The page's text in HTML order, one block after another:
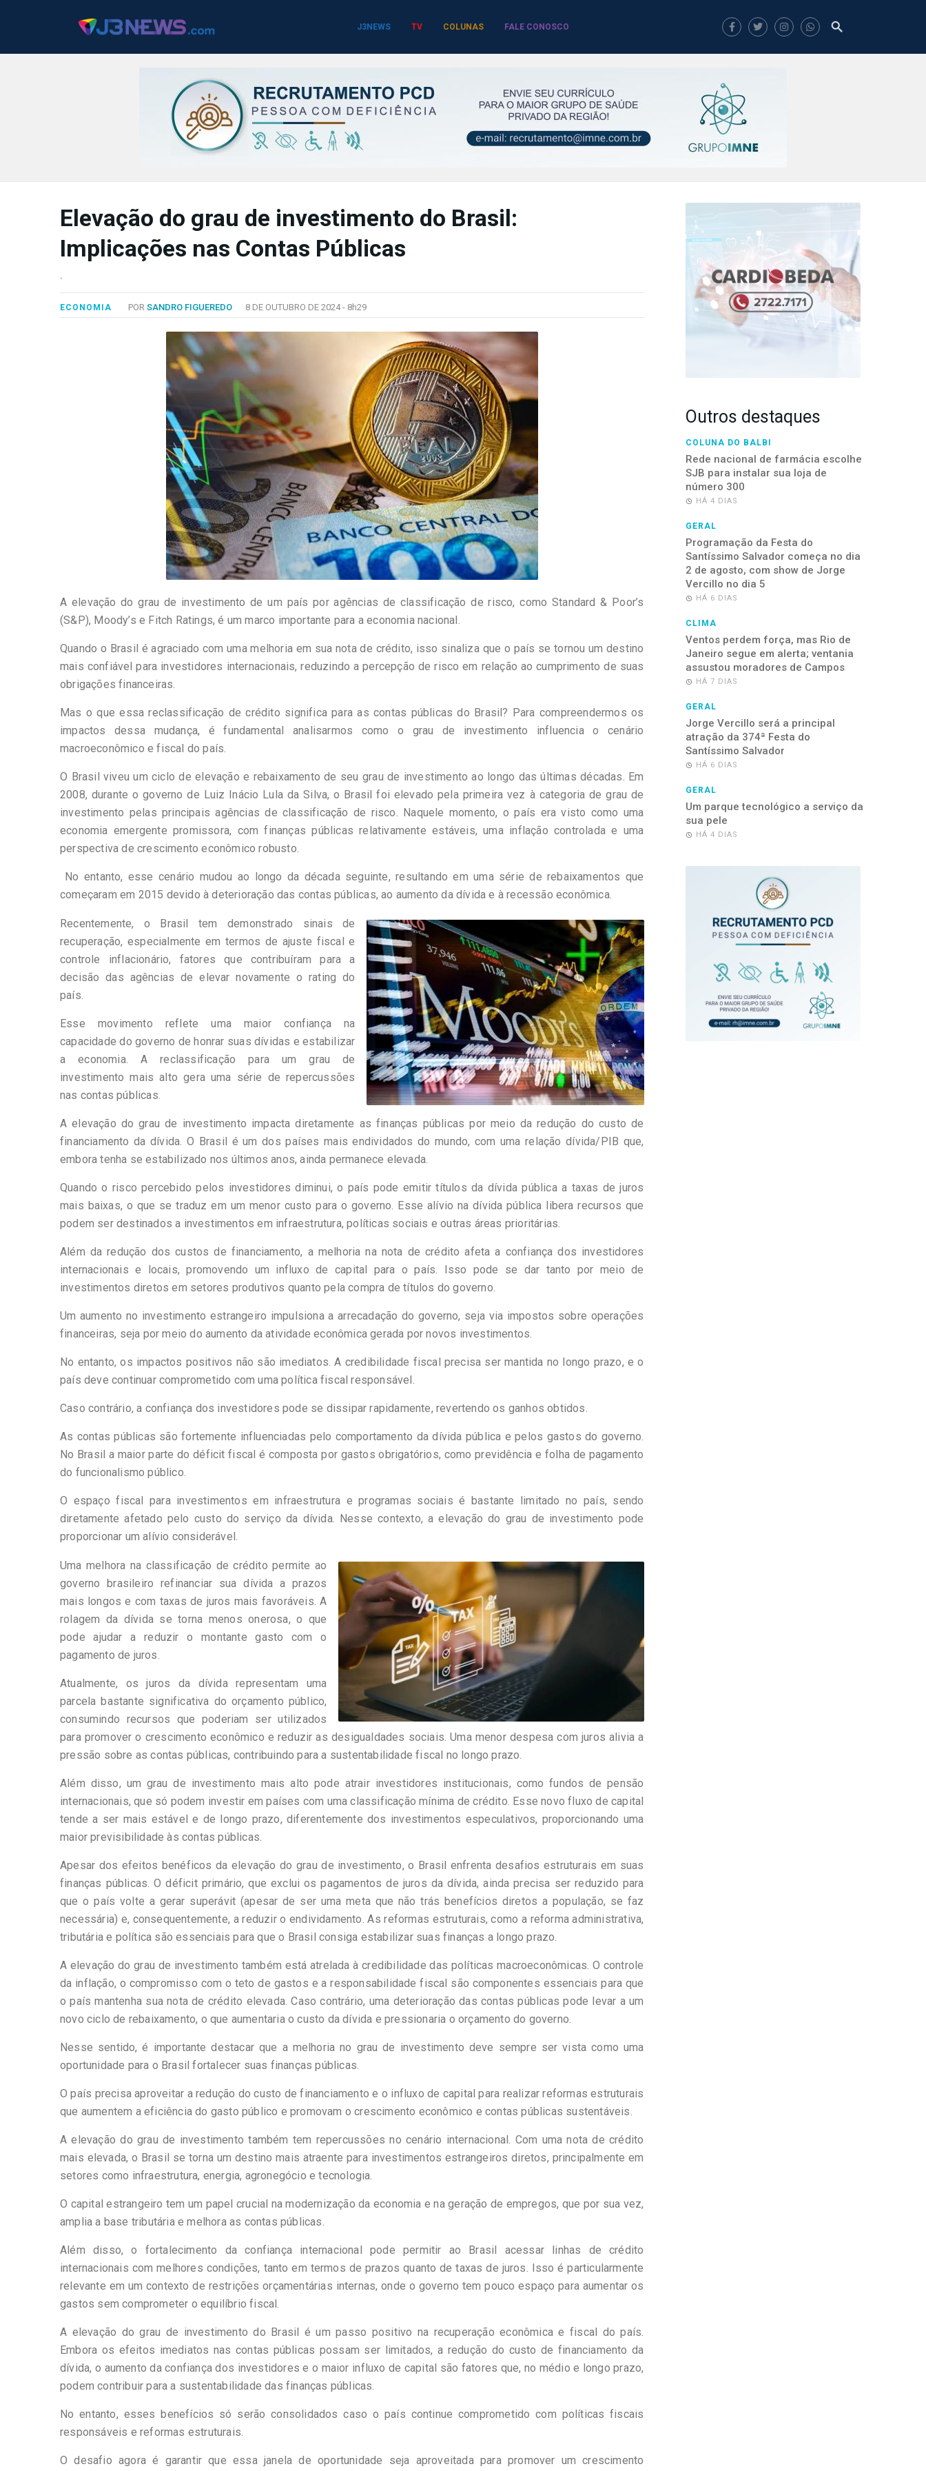
J3NEWS TV COLUNAS FALE CONOSCO
Elevação do grau de investimento do Brasil:
Implicações nas Contas Públicas
.
ECONOMIA POR SANDRO FIGUEREDO 8 DE OUTUBRO DE 2024 - 8h29
A elevação do grau de investimento de um país por agências de classificação de risco, como Standard & Poor’s
(S&P), Moody’s e Fitch Ratings, é um marco importante para a economia nacional.
Quando o Brasil é agraciado com uma melhoria em sua nota de crédito, isso sinaliza que o país se tornou um destino
mais confiável para investidores internacionais, reduzindo a percepção de risco em relação ao cumprimento de suas
obrigações financeiras.
Mas o que essa reclassificação de crédito significa para as contas públicas do Brasil? Para compreendermos os
impactos dessa mudança, é fundamental analisarmos como o grau de investimento influencia o cenário
macroeconômico e fiscal do país.
O Brasil viveu um ciclo de elevação e rebaixamento de seu grau de investimento ao longo das últimas décadas. Em
2008, durante o governo de Luiz Inácio Lula da Silva, o Brasil foi elevado pela primeira vez à categoria de grau de
investimento pelas principais agências de classificação de risco. Naquele momento, o país era visto como uma
economia emergente promissora, com finanças públicas relativamente estáveis, uma inflação controlada e uma
perspectiva de crescimento econômico robusto.
No entanto, esse cenário mudou ao longo da década seguinte, resultando em uma série de rebaixamentos que
começaram em 2015 devido à deterioração das contas públicas, ao aumento da dívida e à recessão econômica.
Recentemente, o Brasil tem demonstrado sinais de
recuperação, especialmente em termos de ajuste fiscal e
controle inflacionário, fatores que contribuíram para a
decisão das agências de elevar novamente o rating do
país.
Esse movimento reflete uma maior confiança na
capacidade do governo de honrar suas dívidas e estabilizar
a economia. A reclassificação para um grau de
investimento mais alto gera uma série de repercussões
nas contas públicas.
A elevação do grau de investimento impacta diretamente as finanças públicas por meio da redução do custo de
financiamento da dívida. O Brasil é um dos países mais endividados do mundo, com uma relação dívida/PIB que,
embora tenha se estabilizado nos últimos anos, ainda permanece elevada.
Quando o risco percebido pelos investidores diminui, o país pode emitir títulos da dívida pública a taxas de juros
mais baixas, o que se traduz em um menor custo para o governo. Esse alívio na dívida pública libera recursos que
podem ser destinados a investimentos em infraestrutura, políticas sociais e outras áreas prioritárias.
Além da redução dos custos de financiamento, a melhoria na nota de crédito afeta a confiança dos investidores
internacionais e locais, promovendo um influxo de capital para o país. Isso pode se dar tanto por meio de
investimentos diretos em setores produtivos quanto pela compra de títulos do governo.
Um aumento no investimento estrangeiro impulsiona a arrecadação do governo, seja via impostos sobre operações
financeiras, seja por meio do aumento da atividade econômica gerada por novos investimentos.
No entanto, os impactos positivos não são imediatos. A credibilidade fiscal precisa ser mantida no longo prazo, e o
país deve continuar comprometido com uma política fiscal responsável.
Caso contrário, a confiança dos investidores pode se dissipar rapidamente, revertendo os ganhos obtidos.
As contas públicas são fortemente influenciadas pelo comportamento da dívida pública e pelos gastos do governo.
No Brasil a maior parte do déficit fiscal é composta por gastos obrigatórios, como previdência e folha de pagamento
do funcionalismo público.
O espaço fiscal para investimentos em infraestrutura e programas sociais é bastante limitado no país, sendo
diretamente afetado pelo custo do serviço da dívida. Nesse contexto, a elevação do grau de investimento pode
proporcionar um alívio considerável.
Uma melhora na classificação de crédito permite ao
governo brasileiro refinanciar sua dívida a prazos
mais longos e com taxas de juros mais favoráveis. A
rolagem da dívida se torna menos onerosa, o que
pode ajudar a reduzir o montante gasto com o
pagamento de juros.
Atualmente, os juros da dívida representam uma
parcela bastante significativa do orçamento público,
consumindo recursos que poderiam ser utilizados
para promover o crescimento econômico e reduzir as desigualdades sociais. Uma menor despesa com juros alivia a
pressão sobre as contas públicas, contribuindo para a sustentabilidade fiscal no longo prazo.
Além disso, um grau de investimento mais alto pode atrair investidores institucionais, como fundos de pensão
internacionais, que só podem investir em países com uma classificação mínima de crédito. Esse novo fluxo de capital
tende a ser mais estável e de longo prazo, diferentemente dos investimentos especulativos, proporcionando uma
maior previsibilidade às contas públicas.
Apesar dos efeitos benéficos da elevação do grau de investimento, o Brasil enfrenta desafios estruturais em suas
finanças públicas. O déficit primário, que exclui os pagamentos de juros da dívida, ainda precisa ser reduzido para
que o país volte a gerar superávit (apesar de ser uma meta que não trás benefícios diretos a população, se faz
necessária) e, consequentemente, a reduzir o endividamento. As reformas estruturais, como a reforma administrativa,
tributária e política são essenciais para que o Brasil consiga estabilizar suas finanças a longo prazo.
A elevação do grau de investimento também está atrelada à credibilidade das políticas macroeconômicas. O controle
da inflação, o compromisso com o teto de gastos e a responsabilidade fiscal são componentes essenciais para que
o país mantenha sua nota de crédito elevada. Caso contrário, uma deterioração das contas públicas pode levar a um
novo ciclo de rebaixamento, o que aumentaria o custo da dívida e pressionaria o orçamento do governo.
Nesse sentido, é importante destacar que a melhoria no grau de investimento deve sempre ser vista como uma
oportunidade para o Brasil fortalecer suas finanças públicas.
O país precisa aproveitar a redução do custo de financiamento e o influxo de capital para realizar reformas estruturais
que aumentem a eficiência do gasto público e promovam o crescimento econômico e contas públicas sustentáveis.
A elevação do grau de investimento também tem repercussões no cenário internacional. Com uma nota de crédito
mais elevada, o Brasil se torna um destino mais atraente para investimentos estrangeiros diretos, principalmente em
setores como infraestrutura, energia, agronegócio e tecnologia.
O capital estrangeiro tem um papel crucial na modernização da economia e na geração de empregos, que por sua vez,
amplia a base tributária e melhora as contas públicas.
Além disso, o fortalecimento da confiança internacional pode permitir ao Brasil acessar linhas de crédito
internacionais com melhores condições, tanto em termos de prazos quanto de taxas de juros. Isso é particularmente
relevante em um contexto de restrições orçamentárias internas, onde o governo tem pouco espaço para aumentar os
gastos sem comprometer o equilíbrio fiscal.
A elevação do grau de investimento do Brasil é um passo positivo na recuperação econômica e fiscal do país.
Embora os efeitos imediatos nas contas públicas possam ser limitados, a redução do custo de financiamento da
dívida, o aumento da confiança dos investidores e o maior influxo de capital são fatores que, no médio e longo prazo,
podem contribuir para a sustentabilidade das finanças públicas.
No entanto, esses benefícios só serão consolidados caso o país continue comprometido com políticas fiscais
responsáveis e reformas estruturais.
O desafio agora é garantir que essa janela de oportunidade seja aproveitada para promover um crescimento
Outros destaques
COLUNA DO BALBI
Rede nacional de farmácia escolhe
SJB para instalar sua loja de
número 300
HÁ 4 DIAS
GERAL
Programação da Festa do
Santíssimo Salvador começa no dia
2 de agosto, com show de Jorge
Vercillo no dia 5
HÁ 6 DIAS
CLIMA
Ventos perdem força, mas Rio de
Janeiro segue em alerta; ventania
assustou moradores de Campos
HÁ 7 DIAS
GERAL
Jorge Vercillo será a principal
atração da 374ª Festa do
Santíssimo Salvador
HÁ 6 DIAS
GERAL
Um parque tecnológico a serviço da
sua pele
HÁ 4 DIAS